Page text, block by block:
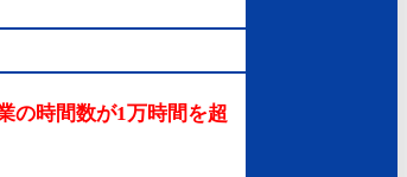
の時間数が1万時間を超